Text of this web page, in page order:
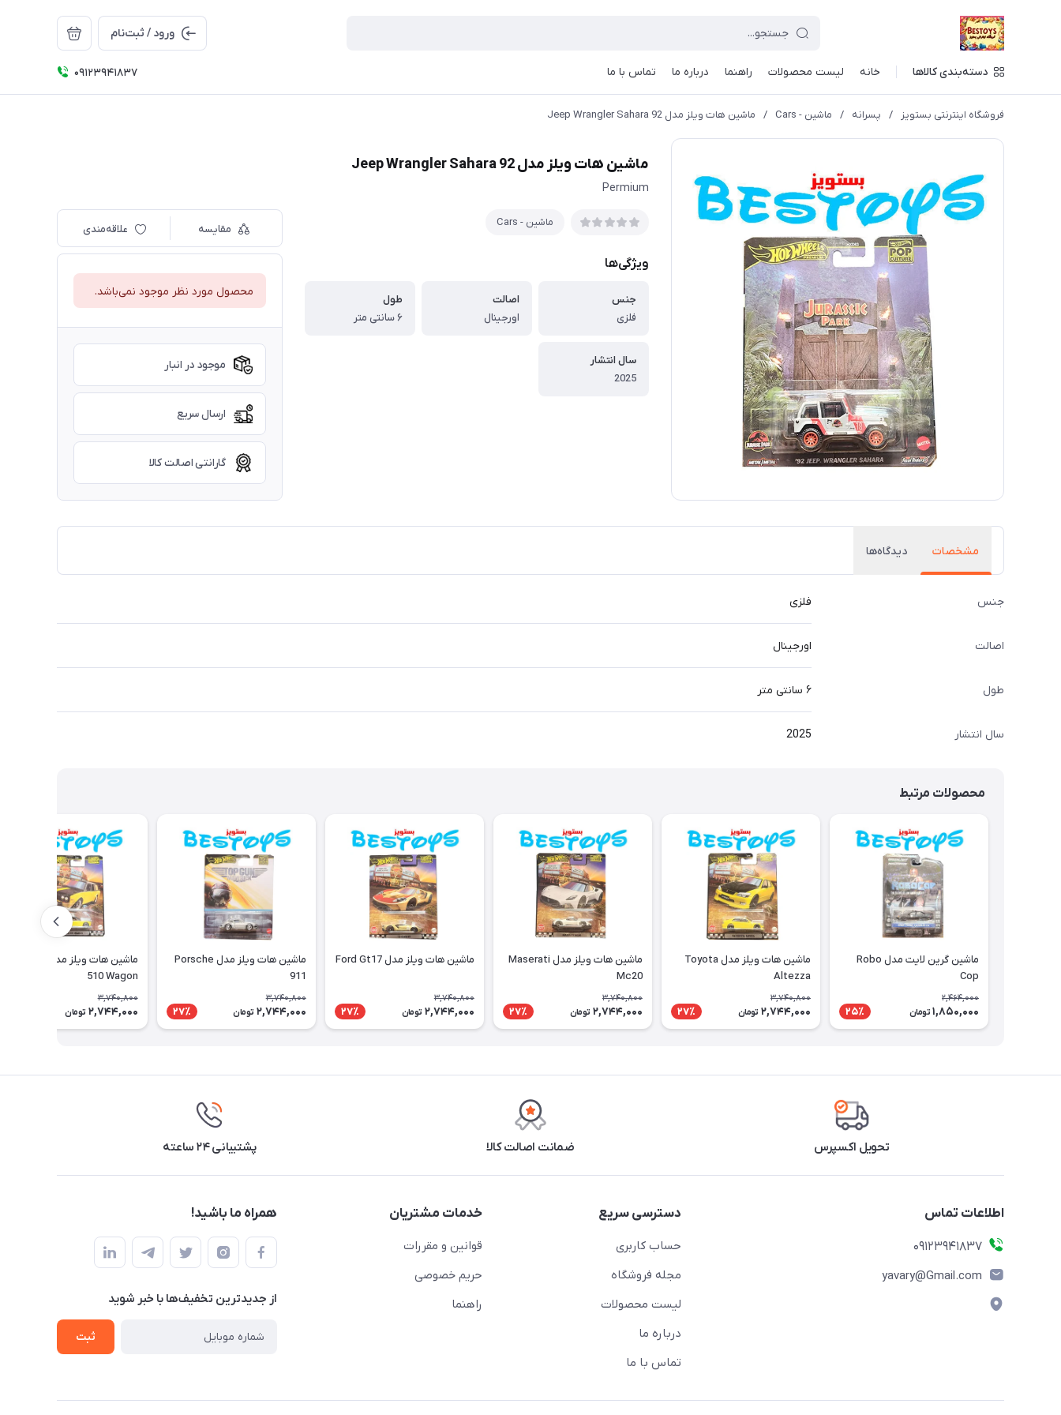
ورود / ثبت‌نام
دسته‌بندی کالاها خانه لیست محصولات راهنما درباره ما تماس با ما 09123941837
فروشگاه اینترنتی بستویز / پسرانه / ماشین - Cars / ماشین هات ویلز مدل Jeep Wrangler Sahara 92
ماشین هات ویلز مدل Jeep Wrangler Sahara 92
Permium
ماشین - Cars
ویژگی‌ها
جنس
فلزی
اصالت
اورجینال
طول
۶ سانتی متر
سال انتشار
2025
مقایسه علاقه‌مندی
محصول مورد نظر موجود نمی‌باشد.
موجود در انبار
ارسال سریع
گارانتی اصالت کالا
مشخصات دیدگاه‌ها
جنس فلزی
اصالت اورجینال
طول ۶ سانتی متر
سال انتشار 2025
محصولات مرتبط
ماشین گرین لایت مدل Robo
Cop
2,464,000
1,850,000 تومان 25٪
ماشین هات ویلز مدل Toyota
Altezza
3,740,800
2,744,000 تومان 27٪
ماشین هات ویلز مدل Maserati
Mc20
3,740,800
2,744,000 تومان 27٪
ماشین هات ویلز مدل Ford Gt17
3,740,800
2,744,000 تومان 27٪
ماشین هات ویلز مدل Porsche
911
3,740,800
2,744,000 تومان 27٪
510 Wagon
3,740,800
2,744,000 تومان
تحویل اکسپرس ضمانت اصالت کالا پشتیبانی ۲۴ ساعته
اطلاعات تماس
09123941837
yavary@Gmail.com
دسترسی سریع
حساب کاربری
مجله فروشگاه
لیست محصولات
درباره ما
تماس با ما
خدمات مشتریان
قوانین و مقررات
حریم خصوصی
راهنما
همراه ما باشید!
از جدید‌ترین تخفیف‌ها با‌ خبر شوید
ثبت